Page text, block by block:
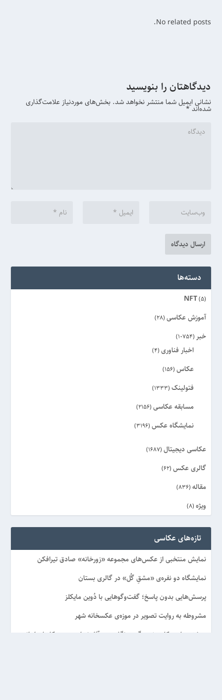
No related posts.
دیدگاهتان را بنویسید
نشانی ایمیل شما منتشر نخواهد شد. بخش‌های موردنیاز علامت‌گذاری
شده‌اند*
دسته‌ها
NFT(5)
آموزش عکاسی (28)
خبر (10754)
اخبار فناوری (4)
عکاس (156)
فتولینک (1333)
مسابقه عکاسی (2156)
نمایشگاه عکس (3196)
عکاسی دیجیتال (1687)
گالری عکس (62)
مقاله (836)
ویژه (8)
تازه‌های عکاسی
نمایش منتخبی از عکس‌های مجموعه «زورخانه» صادق تیرافکن
نمایشگاه دو نفره‌ی «مشقِ گُل» در گالری بستان
پرسش‌هایی بدون پاسخ؛ گفت‌وگوهایی با دُوین مایکلز
مشروطه به روایت تصویر در موزه‌ی عکسخانه شهر
دوشنبه‌های عکاسی؛ میزگرد «نگاهی به آثار نسل جدید عکاسان ایرانی